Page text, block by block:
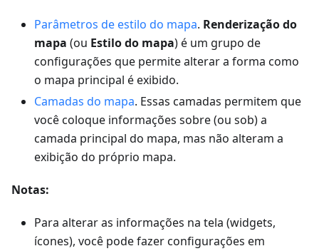
Parâmetros de estilo do mapa. Renderização do
mapa (ou Estilo do mapa) é um grupo de
configurações que permite alterar a forma como
o mapa principal é exibido.
Camadas do mapa. Essas camadas permitem que
você coloque informações sobre (ou sob) a
camada principal do mapa, mas não alteram a
exibição do próprio mapa.
Notas:
Para alterar as informações na tela (widgets,
ícones), você pode fazer configurações em